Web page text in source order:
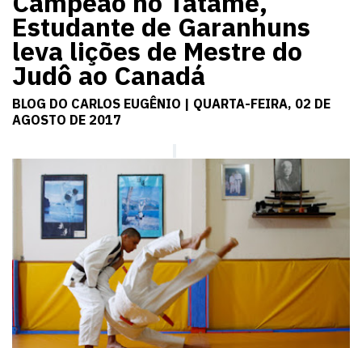
Estudante de Garanhuns
leva lições de Mestre do
Judô ao Canadá
BLOG DO CARLOS EUGÊNIO | QUARTA-FEIRA, 02 DE
AGOSTO DE 2017